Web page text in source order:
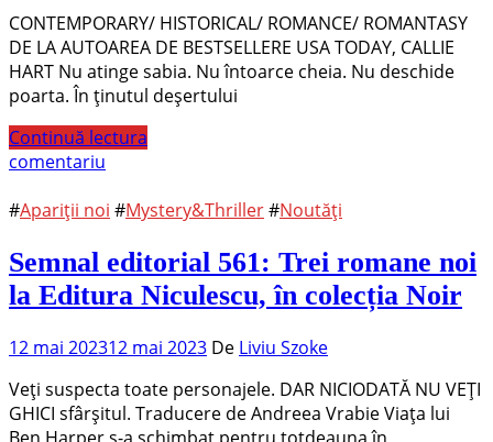
CONTEMPORARY/ HISTORICAL/ ROMANCE/ ROMANTASY
DE LA AUTOAREA DE BESTSELLERE USA TODAY, CALLIE
HART Nu atinge sabia. Nu întoarce cheia. Nu deschide
poarta. În ținutul deșertului
Continuă lectura
comentariu
#Apariții noi #Mystery&Thriller#Noutăți
Semnal editorial 561: Trei romane noi
la Editura Niculescu, în colecția Noir
12 mai 202312 mai 2023 De Liviu Szoke
Veți suspecta toate personajele. DAR NICIODATĂ NU VEȚI
GHICI sfârșitul. Traducere de Andreea Vrabie Viața lui